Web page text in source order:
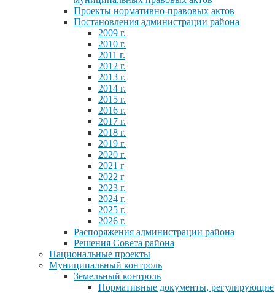
Проекты нормативно-правовых актов
Постановления администрации района
2009 г.
2010 г.
2011 г.
2012 г.
2013 г.
2014 г.
2015 г.
2016 г.
2017 г.
2018 г.
2019 г.
2020 г.
2021 г
2022 г
2023 г.
2024 г.
2025 г.
2026 г.
Распоряжения администрации района
Решения Совета района
Национальные проекты
Муниципальный контроль
Земельный контроль
Нормативные документы, регулирующие